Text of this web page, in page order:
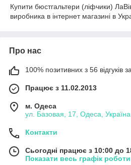
Купити бюстгальтери (ліфчики)
виробника в інтернет магазині в
Про нас
100% позитивних з 56 відгуків
Працює з 11.02.2013
м. Одеса
ул. Базовая, 17, Одеса, Україна
Контакти
Сьогодні працює з 10:00 до
Показати весь графік роботи